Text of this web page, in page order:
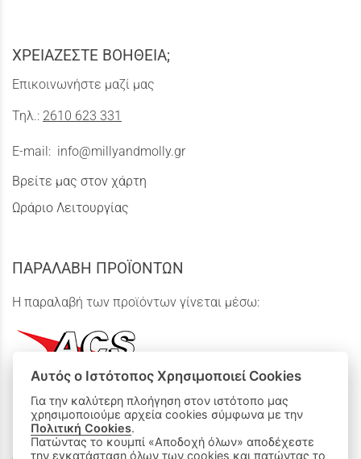
ΧΡΕΙΑΖΕΣΤΕ ΒΟΗΘΕΙΑ;
Επικοινωνήστε μαζί μας
Τηλ.: 2610 623 331
E-mail: info@millyandmolly.gr
Βρείτε μας στον χάρτη
Ωράριο Λειτουργίας
ΠΑΡΑΛΑΒΗ ΠΡΟΪΟΝΤΩΝ
Η παραλαβή των προϊόντων γίνεται μέσω:
ΟΙ ΑΓΟΡΕΣ ΜΟΥ
Αυτός ο Ιστότοπος Χρησιμοποιεί Cookies
Για την καλύτερη πλοήγηση στον ιστότοπο μας
χρησιμοποιούμε αρχεία cookies σύμφωνα με την
Πολιτική Cookies.
Πατώντας το κουμπί «Αποδοχή όλων» αποδέχεστε
την εγκατάσταση όλων των cookies και πατώντας το